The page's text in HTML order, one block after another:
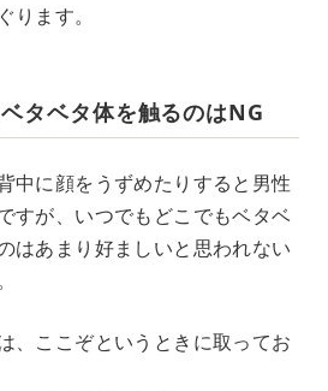
ります。
ベタベタ体を触るのはNG
中に顔をうずめたりすると男性
すが、いつでもどこでもベタベ
はあまり好ましいと思われない
、ここぞというときに取ってお